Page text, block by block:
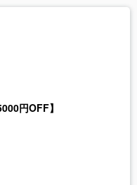
円OFF】